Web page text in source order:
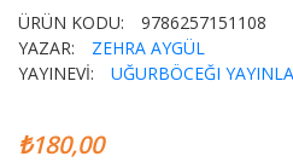
ÜRÜN KODU:
9786257151108
YAZAR:
ZEHRA AYGÜL
YAYINEVİ:
UĞURBÖCEĞI
₺180,00